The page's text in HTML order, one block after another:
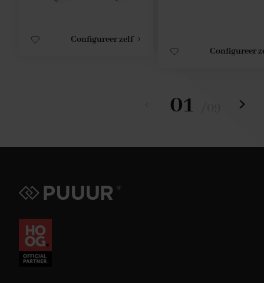
Configureer zelf
Configureer
01